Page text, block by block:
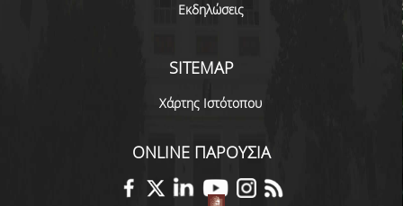
Εκδηλώσεις
SITEMAP
Χάρτης Ιστότοπου
ONLINE ΠΑΡΟΥΣΙΑ